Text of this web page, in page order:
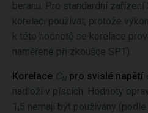
beranu. Pro standardní zařízení
korelaci používat, protože
k této hodnotě se korelace
naměřené při zkoušce SPT).
Korelace CN pro svislé napětí
nadloží v píscích. Hodnoty
1,5 nemají být používány